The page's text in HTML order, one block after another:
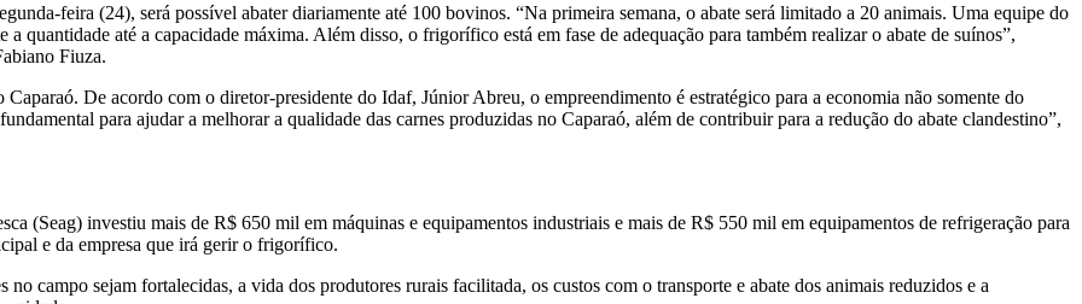
feira (24), será possível abater diariamente até 100 bovinos. “Na primeira semana, o abate será limitado a 20 animais. Uma equipe do
quantidade até a capacidade máxima. Além disso, o frigorífico está em fase de adequação para também realizar o abate de suínos”,
Fiuza.
Caparaó. De acordo com o diretor-presidente do Idaf, Júnior Abreu, o empreendimento é estratégico para a economia não somente do
para ajudar a melhorar a qualidade das carnes produzidas no Caparaó, além de contribuir para a redução do abate clandestino”,
(Seag) investiu mais de R$ 650 mil em máquinas e equipamentos industriais e mais de R$ 550 mil em equipamentos de refrigeração para
e da empresa que irá gerir o frigorífico.
campo sejam fortalecidas, a vida dos produtores rurais facilitada, os custos com o transporte e abate dos animais reduzidos e a